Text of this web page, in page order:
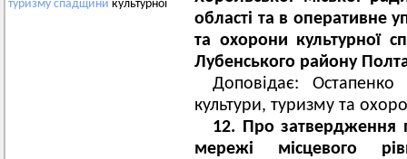
туризму спадщини культурної
області та в оперативне
та охорони культурної
Лубенського району
Доповідає:
культури, туризму та
12. Про затвердження
мережі місцевого